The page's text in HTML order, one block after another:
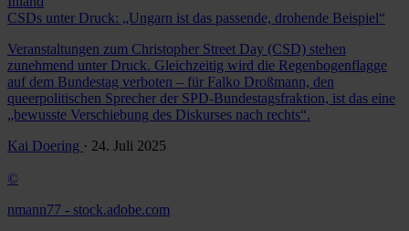
CSDs unter Druck: „Ungarn ist das passende, drohende Beispiel“
Veranstaltungen zum Christopher Street Day (CSD) stehen
zunehmend unter Druck. Gleichzeitig wird die Regenbogenflagge
auf dem Bundestag verboten – für Falko Droßmann, den
queerpolitischen Sprecher der SPD-Bundestagsfraktion, ist das eine
„bewusste Verschiebung des Diskurses nach rechts“.
Kai Doering · 24. Juli 2025
©
nmann77 - stock.adobe.com